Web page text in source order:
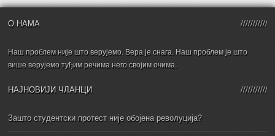
О НАМА
Наш проблем није што верујемо. Вера је снага. Наш проблем је што
више верујемо туђим речима него својим очима.
НАЈНОВИЈИ ЧЛАНЦИ
Зашто студентски протест није обојена револуција?